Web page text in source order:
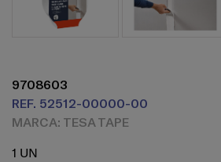
9708603
REF. 52512-00000-00
MARCA: TESA TAPE
1 UN